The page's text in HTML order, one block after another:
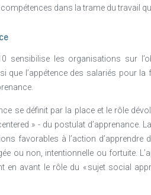
plus étroite entre le milieu
les options professionnelles de
enseignés
de plus en plus de francophonie utile,
l’employabilité des jeunes. Ces
reparties sur presque tous les
de lycées ou sections bilingues
visent essentiellement le
niveau universitaire et surtout
directement impliquées dans la
dans la trame du travail
sensibilise les organisations sur
que l’appétence des salariés pour
se définit par la place et le rôle
» - du postulat d’apprenance.
favorables à l’action
ou non, intentionnelle ou fortuite.
en avant le rôle du « sujet social